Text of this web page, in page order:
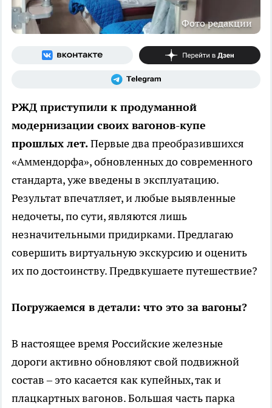
Фото редакции
РЖД приступили к продуманной
модернизации своих вагонов-купе
прошлых лет.Первые два преобразившихся
«Аммендорфа», обновленных до современного
стандарта, уже введены в эксплуатацию.
Результат впечатляет, и любые выявленные
недочеты, по сути, являются лишь
незначительными придирками. Предлагаю
совершить виртуальную экскурсию и оценить
их по достоинству. Предвкушаете путешествие?
Погружаемся в детали: что это за вагоны?
В настоящее время Российские железные
дороги активно обновляют свой подвижной
состав – это касается как купейных, так и
плацкартных вагонов. Большая часть парка